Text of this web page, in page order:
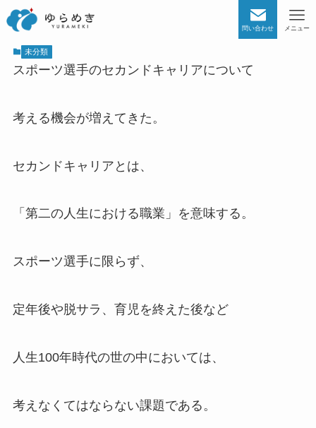
問い合わせ メニュー
未分類
スポーツ選手のセカンドキャリアについて
考える機会が増えてきた。
セカンドキャリアとは、
「第二の人生における職業」を意味する。
スポーツ選手に限らず、
定年後や脱サラ、育児を終えた後など
人生100年時代の世の中においては、
考えなくてはならない課題である。